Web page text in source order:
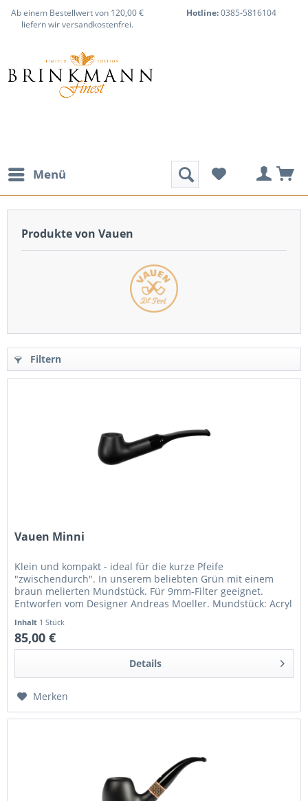
Ab einem Bestellwert von 120,00 €
liefern wir versandkostenfrei.
Hotline:0385-5816104
Menü
Produkte von Vauen
Filtern
Vauen Minni
Klein und kompakt - ideal für die kurze Pfeife
"zwischendurch". In unserem beliebten Grün mit einem
braun melierten Mundstück. Für 9mm-Filter geeignet.
Entworfen vom Designer Andreas Moeller. Mundstück: Acryl
Inhalt 1 Stück
85,00 €
Details
Merken